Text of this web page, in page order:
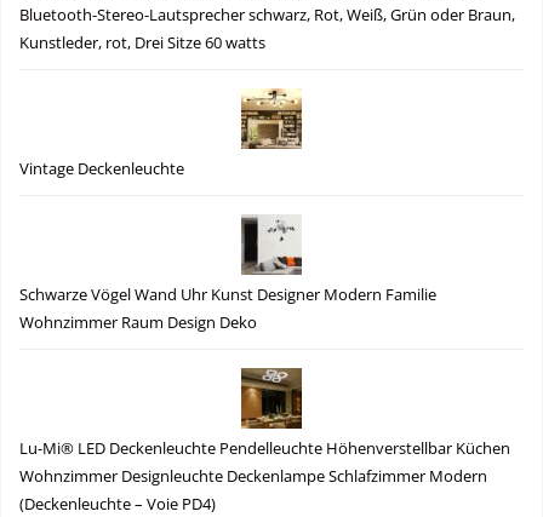
Bluetooth-Stereo-Lautsprecher schwarz, Rot, Weiß, Grün oder Braun,
Kunstleder, rot, Drei Sitze 60 watts
Vintage Deckenleuchte
Schwarze Vögel Wand Uhr Kunst Designer Modern Familie
Wohnzimmer Raum Design Deko
Lu-Mi® LED Deckenleuchte Pendelleuchte Höhenverstellbar Küchen
Wohnzimmer Designleuchte Deckenlampe Schlafzimmer Modern
(Deckenleuchte – Voie PD4)